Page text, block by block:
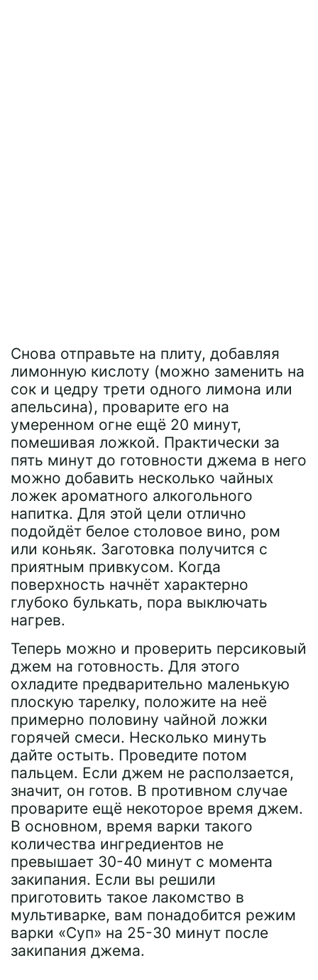
Снова отправьте на плиту, добавляя
лимонную кислоту (можно заменить на
сок и цедру трети одного лимона или
апельсина), проварите его на
умеренном огне ещё 20 минут,
помешивая ложкой. Практически за
пять минут до готовности джема в него
можно добавить несколько чайных
ложек ароматного алкогольного
напитка. Для этой цели отлично
подойдёт белое столовое вино, ром
или коньяк. Заготовка получится с
приятным привкусом. Когда
поверхность начнёт характерно
глубоко булькать, пора выключать
нагрев.
Теперь можно и проверить персиковый
джем на готовность. Для этого
охладите предварительно маленькую
плоскую тарелку, положите на неё
примерно половину чайной ложки
горячей смеси. Несколько минуть
дайте остыть. Проведите потом
пальцем. Если джем не расползается,
значит, он готов. В противном случае
проварите ещё некоторое время джем.
В основном, время варки такого
количества ингредиентов не
превышает 30-40 минут с момента
закипания. Если вы решили
приготовить такое лакомство в
мультиварке, вам понадобится режим
варки «Суп» на 25-30 минут после
закипания джема.